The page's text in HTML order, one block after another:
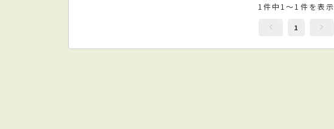
1件中1～1件を表示
1